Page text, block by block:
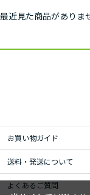
最近見た商品がありま
お買い物ガイド
送料・発送について
よくあるご質問